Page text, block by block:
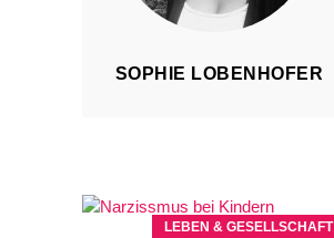
SOPHIE LOBENHOFER
LEBEN & GESELLSCHAFT